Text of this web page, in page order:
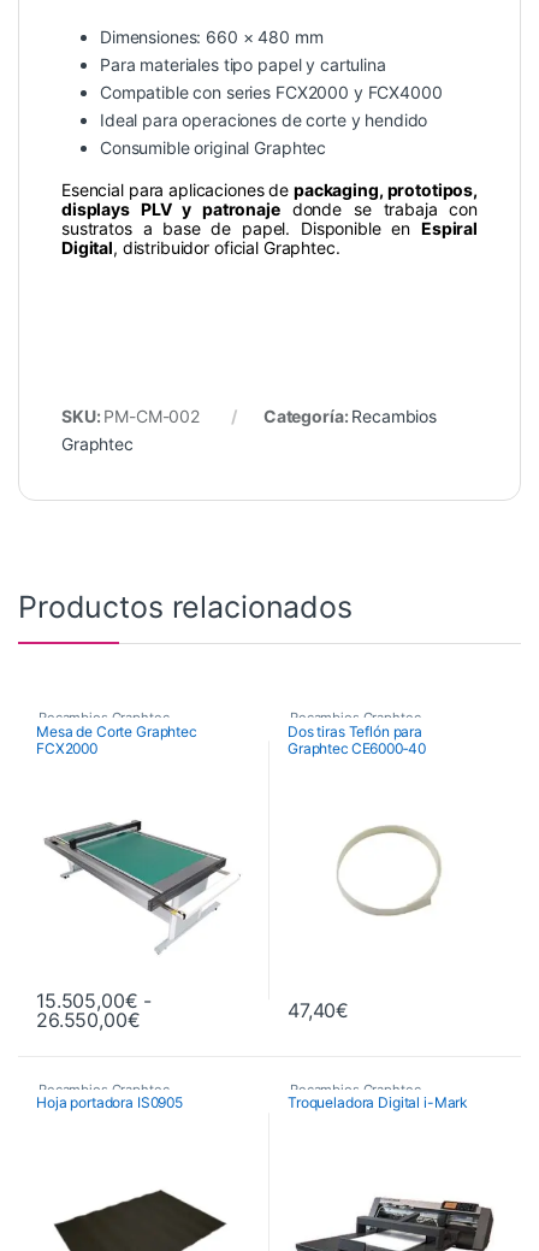
Dimensiones: 660 × 480 mm
Para materiales tipo papel y cartulina
Compatible con series FCX2000 y FCX4000
Ideal para operaciones de corte y hendido
Consumible original Graphtec
Esencial para aplicaciones depackaging, prototipos,
displays PLV y patronajedonde se trabaja con
sustratos a base de papel. Disponible en Espiral
Digital, distribuidor oficial Graphtec.
SKU: PM-CM-002 Categoría: Recambios
Graphtec
Productos relacionados
Recambios Graphtec
Mesa de Corte Graphtec
FCX2000
15.505,00€ -
26.550,00€Rango de precios: desde 15.505,00€ hasta
Este producto tiene múltiples variantes. Las opciones se
Recambios Graphtec
Dos tiras Teflón para
Graphtec CE6000‑40
47,40€
Recambios Graphtec
Hoja portadora IS0905
Recambios Graphtec
Troqueladora Digital i-Mark